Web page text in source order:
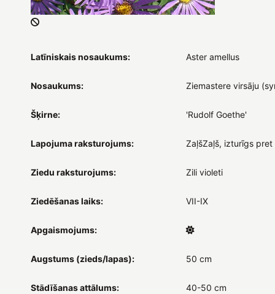
Latīniskais nosaukums: Aster amellus
Nosaukums: Ziemastere virsāju
Šķirne: 'Rudolf Goethe'
Lapojuma raksturojums: ZaļšZaļš, izturīgs pret
Ziedu raksturojums: Zili violeti
Ziedēšanas laiks: VII-IX
Apgaismojums:
Augstums (zieds/lapas): 50 cm
Stādīšanas attālums: 40-50 cm